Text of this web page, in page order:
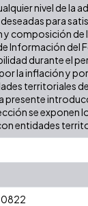
nivel de la
para
composición de
Información del
durante el
la inflación y
territoriales
presente
se exponen
entidades